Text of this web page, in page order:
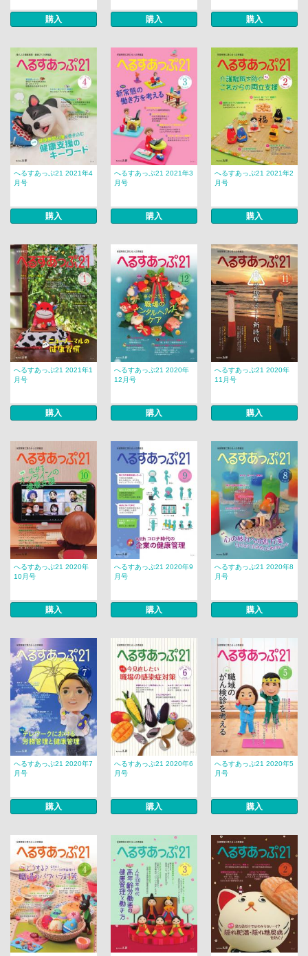
購入 購入 購入
へるすあっぷ21 2021年4
月号
購入
へるすあっぷ21 2021年3
月号
購入
へるすあっぷ21 2021年2
月号
購入
へるすあっぷ21 2021年1
月号
購入
へるすあっぷ21 2020年
12月号
購入
へるすあっぷ21 2020年
11月号
購入
へるすあっぷ21 2020年
10月号
購入
へるすあっぷ21 2020年9
月号
購入
へるすあっぷ21 2020年8
月号
購入
へるすあっぷ21 2020年7
月号
購入
へるすあっぷ21 2020年6
月号
購入
へるすあっぷ21 2020年5
月号
購入